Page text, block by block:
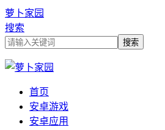
萝卜家园
搜索
首页
安卓游戏
安卓应用